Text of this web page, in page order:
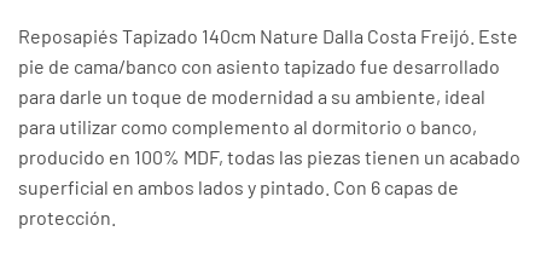
Reposapiés Tapizado 140cm Nature Dalla Costa Freijó. Este
pie de cama/banco con asiento tapizado fue desarrollado
para darle un toque de modernidad a su ambiente, ideal
para utilizar como complemento al dormitorio o banco,
producido en 100% MDF, todas las piezas tienen un acabado
superficial en ambos lados y pintado. Con 6 capas de
protección.